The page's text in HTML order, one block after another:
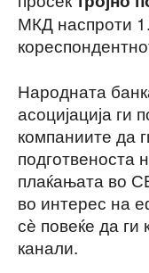
МКД наспроти
Народната
асоцијација ги
компаниите да
подготвеноста
плаќањата во
во интерес на
сѐ повеќе да ги
канали.